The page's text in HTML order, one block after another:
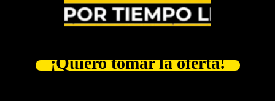
¡Quiero tomar la oferta!